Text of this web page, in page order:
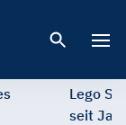
Lego
seit